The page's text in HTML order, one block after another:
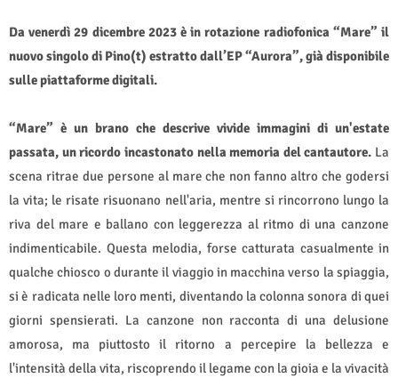
Da venerdì 29 dicembre 2023 è in rotazione radiofonica “Mare” il
nuovo singolo di Pino(t) estratto dall’EP “Aurora”, già disponibile
sulle piattaforme digitali.
“Mare” è un brano che descrive vivide immagini di un'estate
passata, un ricordo incastonato nella memoria del cantautore. La
scena ritrae due persone al mare che non fanno altro che godersi
la vita; le risate risuonano nell'aria, mentre si rincorrono lungo la
riva del mare e ballano con leggerezza al ritmo di una canzone
indimenticabile. Questa melodia, forse catturata casualmente in
qualche chiosco o durante il viaggio in macchina verso la spiaggia,
si è radicata nelle loro menti, diventando la colonna sonora di quei
giorni spensierati. La canzone non racconta di una delusione
amorosa, ma piuttosto il ritorno a percepire la bellezza e
l'intensità della vita, riscoprendo il legame con la gioia e la vivacità